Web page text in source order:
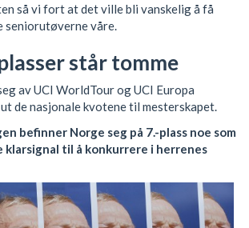
så vi fort at det ville bli vanskelig å få
seniorutøverne våre.
står tomme
av UCI WorldTour og UCI Europa
de nasjonale kvotene til mesterskapet.
befinner Norge seg på 7.-plass noe som
til å konkurrere i herrenes